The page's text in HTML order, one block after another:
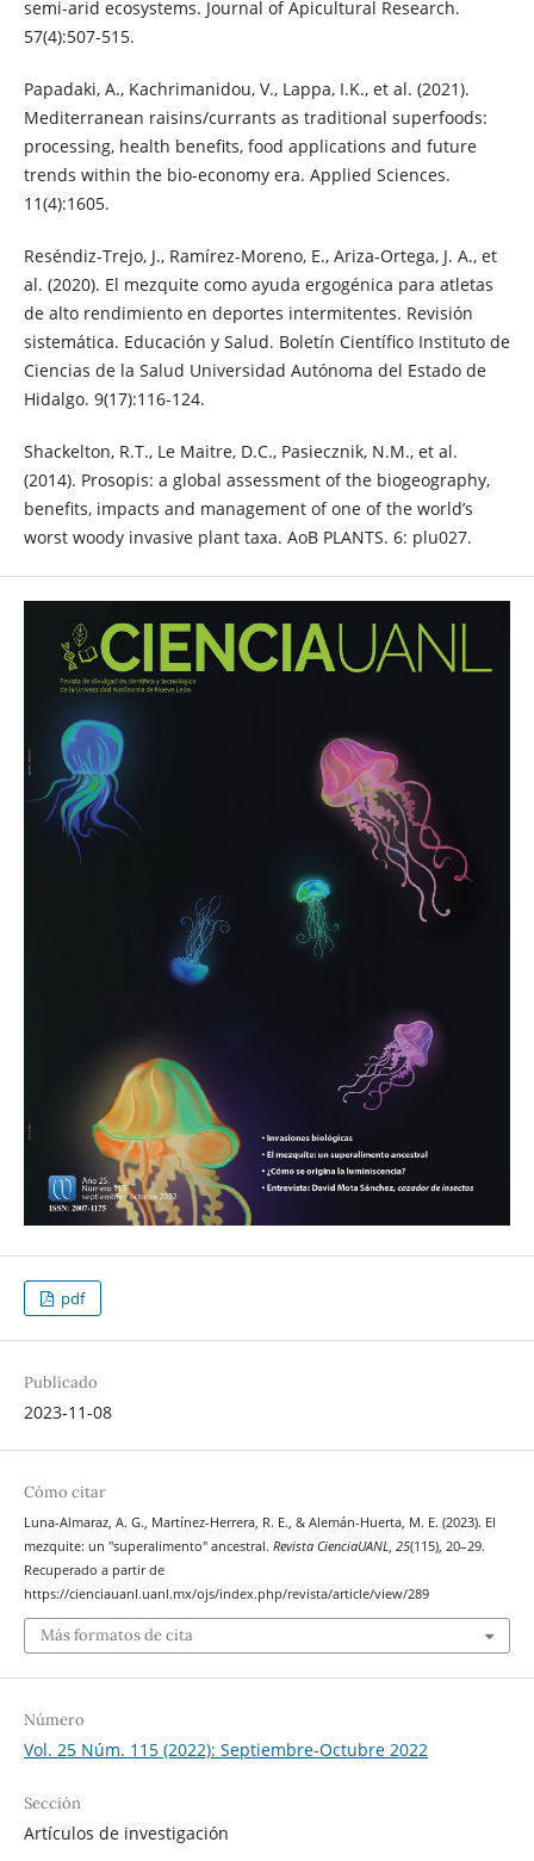
semi-arid ecosystems. Journal of Apicultural Research.
57(4):507-515.
Papadaki, A., Kachrimanidou, V., Lappa, I.K., et al. (2021).
Mediterranean raisins/currants as traditional superfoods:
processing, health benefits, food applications and future
trends within the bio-economy era. Applied Sciences.
11(4):1605.
Reséndiz-Trejo, J., Ramírez-Moreno, E., Ariza-Ortega, J. A., et
al. (2020). El mezquite como ayuda ergogénica para atletas
de alto rendimiento en deportes intermitentes. Revisión
sistemática. Educación y Salud. Boletín Científico Instituto de
Ciencias de la Salud Universidad Autónoma del Estado de
Hidalgo. 9(17):116-124.
Shackelton, R.T., Le Maitre, D.C., Pasiecznik, N.M., et al.
(2014). Prosopis: a global assessment of the biogeography,
benefits, impacts and management of one of the world’s
worst woody invasive plant taxa. AoB PLANTS. 6: plu027.
pdf
Publicado
2023-11-08
Cómo citar
Luna-Almaraz, A. G., Martínez-Herrera, R. E., & Alemán-Huerta, M. E. (2023). El
mezquite: un "superalimento" ancestral. Revista CienciaUANL 25(115), 20–29.
Recuperado a partir de
https://cienciauanl.uanl.mx/ojs/index.php/revista/article/view/289
Más formatos de cita
Número
Vol. 25 Núm. 115 (2022): Septiembre-Octubre 2022
Sección
Artículos de investigación